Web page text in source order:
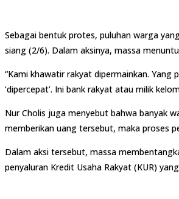
Sebagai bentuk protes, puluhan warga
siang (2/6). Dalam aksinya, massa
“Kami khawatir rakyat dipermainkan.
‘dipercepat’. Ini bank rakyat atau milik
Nur Cholis juga menyebut bahwa banyak
memberikan uang tersebut, maka proses
Dalam aksi tersebut, massa
penyaluran Kredit Usaha Rakyat (KUR)